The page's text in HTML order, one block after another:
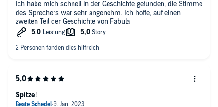
klassische Fantasy-Wesen vertreten, sondern auch ganz
neuartige. Ich weiß nicht, ob das Buch Bilder hat, beim
Hörbüch könnten die Infos zur Optik der Wesen aber noch
etwas detaillierter sein, für meinen Geschmack. Gerade, da das
​Der Stil ist an sich recht schön. Man kann gut in die beiden
Geschwister eintauchen und ihnen folgen. ​​​​Die Geschichte ist
vor allem zur zweite Hälfte hin sehr spannend.
Ich habe mich schnell in der Geschichte gefunden, die Stimme
des Sprechers war sehr angenehm. Ich hoffe, auf einen
zweiten Teil der Geschichte von Fabula
Spitze!